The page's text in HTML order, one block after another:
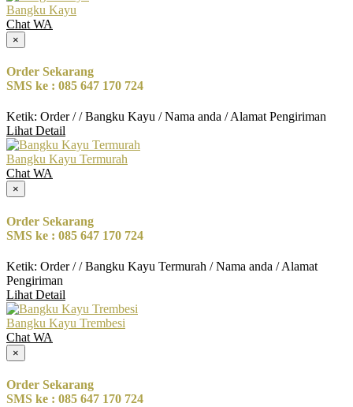
Bangku Kayu
Chat WA
×
Order Sekarang
SMS ke : 085 647 170 724
Ketik: Order / / Bangku Kayu / Nama anda / Alamat Pengiriman
Lihat Detail
Bangku Kayu Termurah
Chat WA
×
Order Sekarang
SMS ke : 085 647 170 724
Ketik: Order / / Bangku Kayu Termurah / Nama anda / Alamat
Pengiriman
Lihat Detail
Bangku Kayu Trembesi
Chat WA
×
Order Sekarang
SMS ke : 085 647 170 724